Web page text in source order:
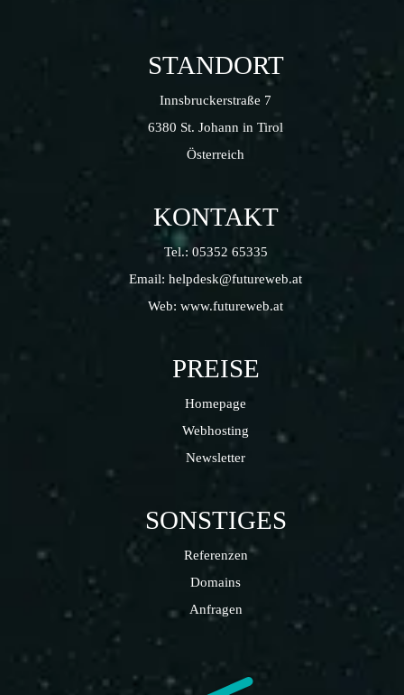
STANDORT
Innsbruckerstraße 7
6380 St. Johann in Tirol
Österreich
KONTAKT
Tel.: 05352 65335
Email: helpdesk@futureweb.at
Web: www.futureweb.at
PREISE
Homepage
Webhosting
Newsletter
SONSTIGES
Referenzen
Domains
Anfragen